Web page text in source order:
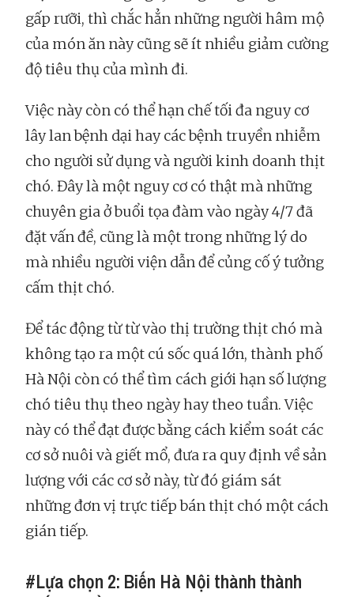
gấp rưỡi, thì chắc hẳn những người hâm mộ
của món ăn này cũng sẽ ít nhiều giảm cường
độ tiêu thụ của mình đi.
Việc này còn có thể hạn chế tối đa nguy cơ
lây lan bệnh dại hay các bệnh truyền nhiễm
cho người sử dụng và người kinh doanh thịt
chó. Đây là một nguy cơ có thật mà những
chuyên gia ở buổi tọa đàm vào ngày 4/7 đã
đặt vấn đề, cũng là một trong những lý do
mà nhiều người viện dẫn để củng cố ý tưởng
cấm thịt chó.
Để tác động từ từ vào thị trường thịt chó mà
không tạo ra một cú sốc quá lớn, thành phố
Hà Nội còn có thể tìm cách giới hạn số lượng
chó tiêu thụ theo ngày hay theo tuần. Việc
này có thể đạt được bằng cách kiểm soát các
cơ sở nuôi và giết mổ, đưa ra quy định về sản
lượng với các cơ sở này, từ đó giám sát
những đơn vị trực tiếp bán thịt chó một cách
gián tiếp.
#Lựa chọn 2: Biến Hà Nội thành thành